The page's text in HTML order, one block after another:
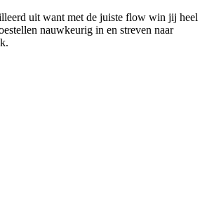
uit want met de juiste flow win jij heel
nauwkeurig in en streven naar